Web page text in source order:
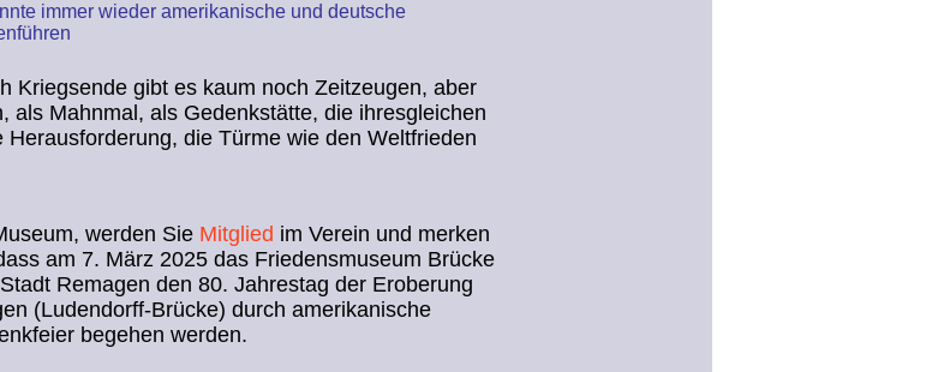
immer wieder amerikanische und deutsche
Kriegsende gibt es kaum noch Zeitzeugen, aber
als Mahnmal, als Gedenkstätte, die ihresgleichen
die Türme wie den Weltfrieden
werden Sie Mitglied im Verein und merken
am 7. März 2025 das Friedensmuseum Brücke
Remagen den 80. Jahrestag der Eroberung
(Ludendorff-Brücke) durch amerikanische
begehen werden.